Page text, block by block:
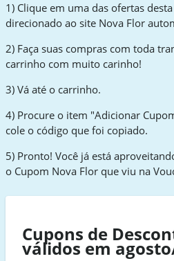
1) Clique em uma das ofertas
direcionado ao site Nova Flor
2) Faça suas compras com toda
carrinho com muito carinho!
3) Vá até o carrinho.
4) Procure o item "Adicionar
cole o código que foi copiado.
5) Pronto! Você já está
o Cupom Nova Flor que viu na
Cupons de
válidos em